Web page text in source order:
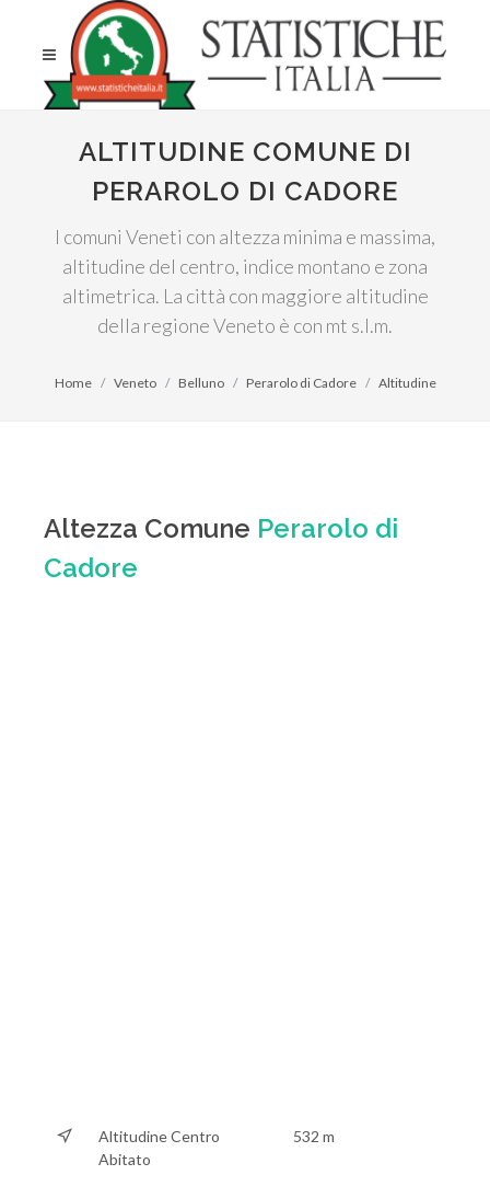
ALTITUDINE COMUNE DI
PERAROLO DI CADORE
I comuni Veneti con altezza minima e massima,
altitudine del centro, indice montano e zona
altimetrica. La città con maggiore altitudine
della regione Veneto è con mt s.l.m.
Home Veneto Belluno Perarolo di Cadore Altitudine
Altezza Comune Perarolo di
Cadore
Altitudine Centro
Abitato
532 m